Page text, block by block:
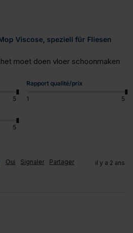
Viscose, speziell für Fliesen
moet doen vloer schoonmaken
5
Rapport qualité/prix
1
5
5
Oui Signaler Partager il y a 2 ans